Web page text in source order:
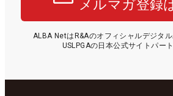
メルマガ登録
ALBA NetはR&Aのオフィシャルデジタ
USLPGAの日本公式サイトパー